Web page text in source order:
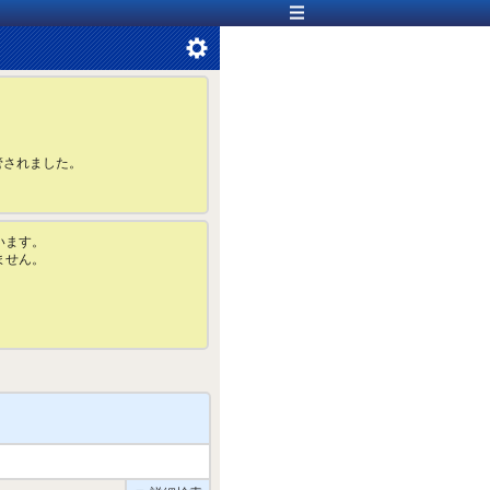
れました。
す。
ん。